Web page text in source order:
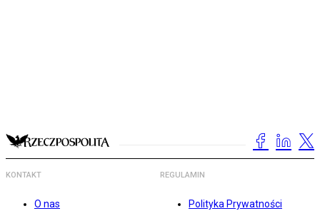
KONTAKT
O nas
REGULAMIN
Polityka Prywatności